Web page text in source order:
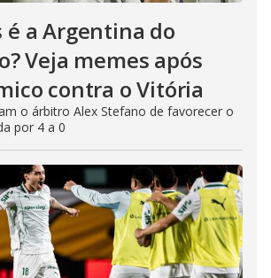
é a Argentina do
Veja memes após
contra o Vitória
o árbitro Alex Stefano de favorecer o
por 4 a 0